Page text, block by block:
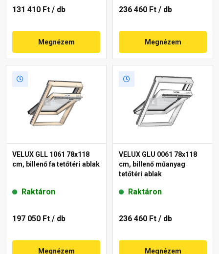
131 410 Ft / db
Megnézem
236 460 Ft / db
Megnézem
VELUX GLL 1061 78x118
cm, billenő fa tetőtéri ablak
Raktáron
197 050 Ft / db
Megnézem
VELUX GLU 0061 78x118
cm, billenő műanyag
tetőtéri ablak
Raktáron
236 460 Ft / db
Megnézem